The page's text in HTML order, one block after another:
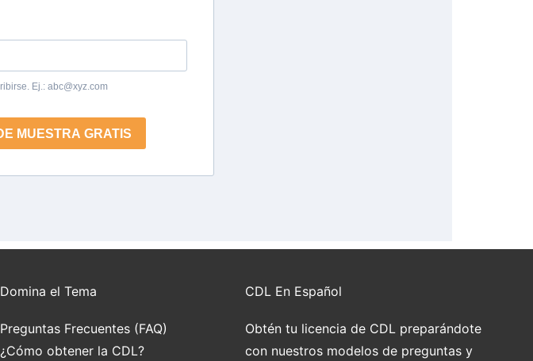
Domina el Tema
Preguntas Frecuentes (FAQ)
¿Cómo obtener la CDL?
CDL En Español
Obtén tu licencia de CDL preparándote
con nuestros modelos de preguntas y